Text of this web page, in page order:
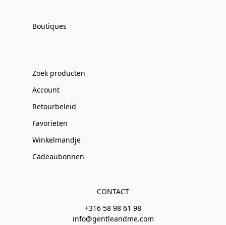
Boutiques
Zoek producten
Account
Retourbeleid
Favorieten
Winkelmandje
Cadeaubonnen
CONTACT
+316 58 98 61 98
info@gentleandme.com